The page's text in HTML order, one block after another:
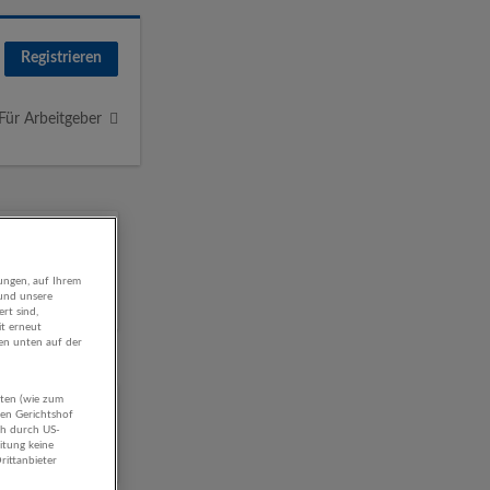
Registrieren
Für Arbeitgeber
auf Ihrem
unsere
sind,
erneut
unten auf der
(wie zum
Gerichtshof
durch US-
keine